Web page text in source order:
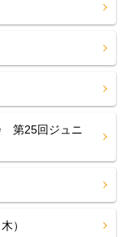
第25回ジュニ
）